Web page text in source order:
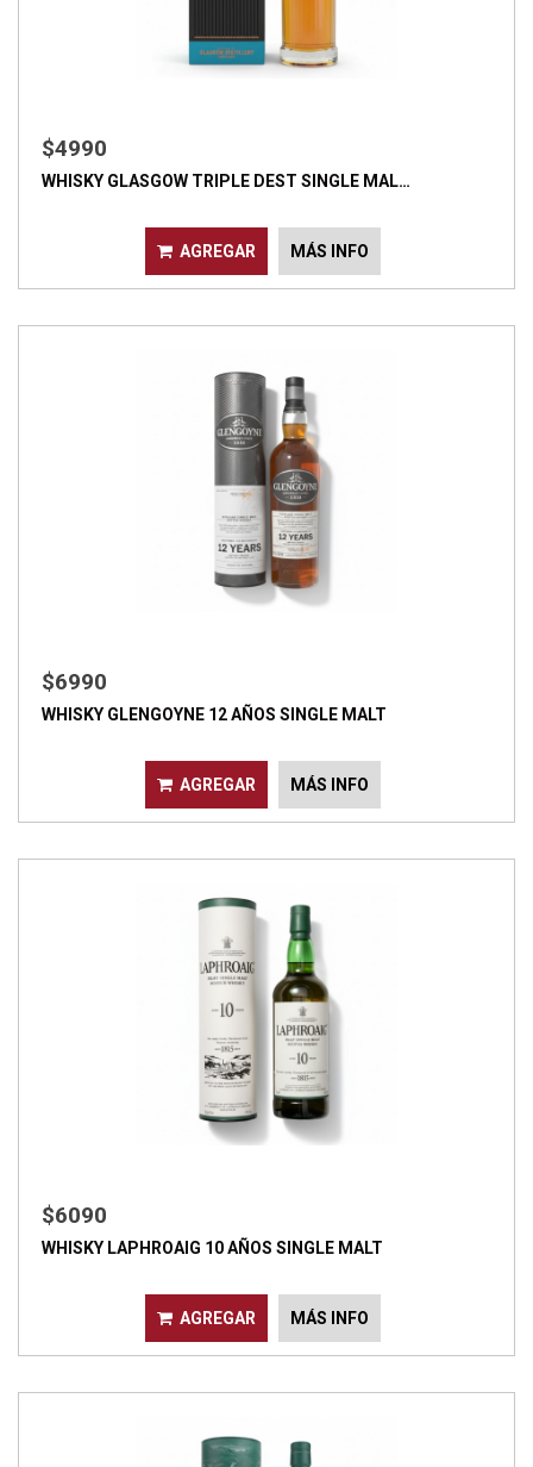
$4990
WHISKY GLASGOW TRIPLE DEST SINGLE MAL…
AGREGAR MÁS INFO
$6990
WHISKY GLENGOYNE 12 AÑOS SINGLE MALT
AGREGAR MÁS INFO
$6090
WHISKY LAPHROAIG 10 AÑOS SINGLE MALT
AGREGAR MÁS INFO